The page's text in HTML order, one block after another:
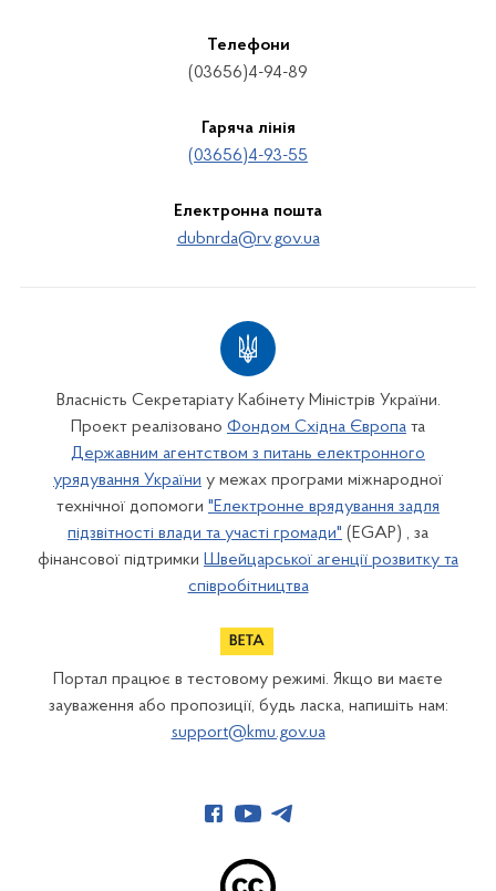
Телефони
(03656)4-94-89
Гаряча лінія
(03656)4-93-55
Електронна пошта
dubnrda@rv.gov.ua
Власність Секретаріату Кабінету Міністрів України.
Проект реалізовано Фондом Східна Європа та
Державним агентством з питань електронного
урядування України у межах програми міжнародної
технічної допомоги "Електронне врядування задля
підзвітності влади та участі громади" (EGAP) , за
фінансової підтримки Швейцарської агенції розвитку та
співробітництва
Портал працює в тестовому режимі. Якщо ви маєте
зауваження або пропозиції, будь ласка, напишіть нам:
support@kmu.gov.ua